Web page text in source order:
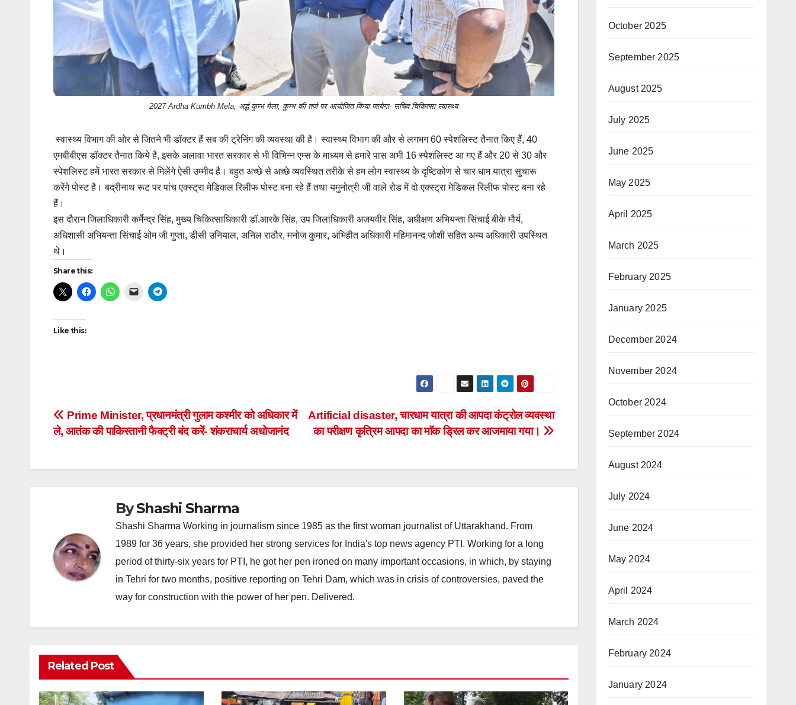
2027 Ardha Kumbh Mela, अर्द्ध कुम्भ मेला, कुम्भ की तर्ज पर आयोजित किया जायेगा- सचिव चिकित्सा स्वास्थ्य
स्वास्थ्य विभाग की ओर से जितने भी डॉक्टर हैं सब की ट्रेनिंग की व्यवस्था की है। स्वास्थ्य विभाग की और से लगभग 60 स्पेशलिस्ट तैनात किए हैं, 40
एमबीबीएस डॉक्टर तैनात किये है, इसके अलावा भारत सरकार से भी विभिन्न एम्स के माध्यम से हमारे पास अभी 16 स्पेशलिस्ट आ गए हैं और 20 से 30 और
स्पेशलिस्ट हमें भारत सरकार से मिलेंगे ऐसी उम्मीद है। बहुत अच्छे से अच्छे व्यवस्थित तरीके से हम लोग स्वास्थ्य के दृष्टिकोण से चार धाम यात्रा सुचारू
करेंगे पोस्ट है। बद्रीनाथ रूट पर पांच एक्स्ट्रा मेडिकल रिलीफ पोस्ट बना रहे हैं तथा यमुनोत्री जी वाले रोड में दो एक्स्ट्रा मेडिकल रिलीफ पोस्ट बना रहे
हैं।
इस दौरान जिलाधिकारी कर्मेन्द्र सिंह, मुख्य चिकित्साधिकारी डॉ.आरके सिंह, उप जिलाधिकारी अजयवीर सिंह, अधीक्षण अभियन्ता सिंचाई बीके मौर्य,
अधिशासी अभियन्ता सिंचाई ओम जी गुप्ता, डीसी उनियाल, अनिल राठौर, मनोज कुमार, अभिहीत अधिकारी महिमानन्द जोशी सहित अन्य अधिकारी उपस्थित
थे।
Share this:
Like this:
Post
navigation
Artificial disaster, चारधाम यात्रा की आपदा कंट्रोल व्यवस्था
का परीक्षण कृत्रिम आपदा का माॅक ड्रिल कर आजमाया गया।
Prime Minister, प्रधानमंत्री गुलाम कश्मीर को अधिकार में
ले, आतंक की पाकिस्तानी फैक्ट्री बंद करें- शंकराचार्य अधोजानंद
ByShashi Sharma
Shashi Sharma Working in journalism since 1985 as the first woman journalist of Uttarakhand. From
1989 for 36 years, she provided her strong services for India's top news agency PTI. Working for a long
period of thirty-six years for PTI, he got her pen ironed on many important occasions, in which, by staying
in Tehri for two months, positive reporting on Tehri Dam, which was in crisis of controversies, paved the
way for construction with the power of her pen. Delivered.
Related Post
October 2025
September 2025
August 2025
July 2025
June 2025
May 2025
April 2025
March 2025
February 2025
January 2025
December 2024
November 2024
October 2024
September 2024
August 2024
July 2024
June 2024
May 2024
April 2024
March 2024
February 2024
January 2024